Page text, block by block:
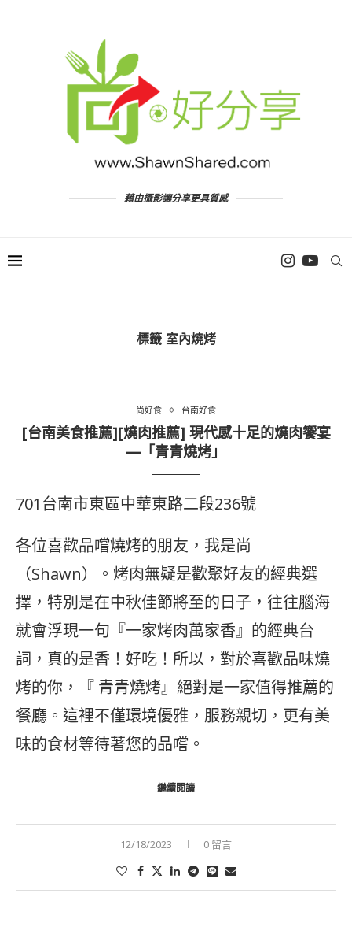
藉由攝影讓分享更具質感
標籤 室內燒烤
尚好食 台南好食
[台南美食推薦][燒肉推薦] 現代感十足的燒肉饗宴
—「青青燒烤」
701台南市東區中華東路二段236號
各位喜歡品嚐燒烤的朋友，我是尚
（Shawn）。烤肉無疑是歡聚好友的經典選
擇，特別是在中秋佳節將至的日子，往往腦海
就會浮現一句『一家烤肉萬家香』的經典台
詞，真的是香！好吃！所以，對於喜歡品味燒
烤的你，『 青青燒烤』絕對是一家值得推薦的
餐廳。這裡不僅環境優雅，服務親切，更有美
味的食材等待著您的品嚐。
繼續閱讀
12/18/2023 0 留言